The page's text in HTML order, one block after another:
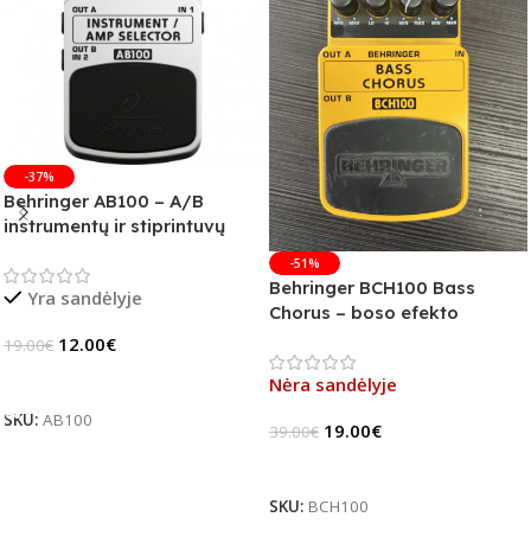
-37%
Behringer AB100 – A/B
instrumentų ir stiprintuvų
Yra sandėlyje
19.00€ 12.00€
SKU: AB100
-51%
Behringer BCH100 Bass
Chorus – boso efekto
Nėra sandėlyje
39.00€ 19.00€
SKU: BCH100